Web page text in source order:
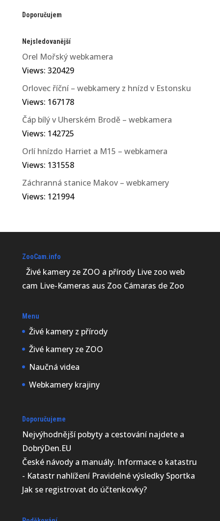
Doporučujem
Nejsledovanější
Orel Mořský webkamera
Views: 320429
Orlovec říční – webkamery z hnízd v Estonsku
Views: 167178
Čáp bílý v Uherském Brodě – webkamera
Views: 142725
Orlí hnízdo Harriet a M15 – webkamera
Views: 131558
Záchranná stanice Makov – webkamery
Views: 121994
ZooCam.info
Živé kamery ze ZOO a přírody Live zoo web
cam Live-Kameras aus Zoo Cámaras de Zoo
Menu
Živé kamery z přírody
Živé kamery ze ZOO
Naučná videa
Webkamery krajiny
Doporučujeme
Nejvýhodnější pobyty a cestování najdete a
DobrýDen.EU
České návodya manuály. Informace o katastru
- Katastr nahlíženíPravidelné výsledky Sportka
Jak se registrovat do účtenkovky?